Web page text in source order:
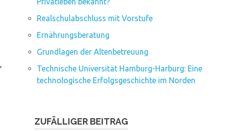
Realschulabschluss mit Vorstufe
Ernährungsberatung
Grundlagen der Altenbetreuung
Technische Universität Hamburg-Harburg: Eine
technologische Erfolgsgeschichte im Norden
ZUFÄLLIGER BEITRAG